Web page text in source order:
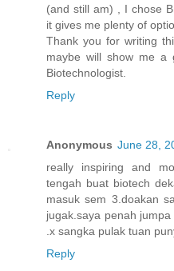
(and still am) , I chose
it gives me plenty of
Thank you for writing
maybe will show me
Biotechnologist.
Reply
Anonymous June 28,
really inspiring and
tengah buat biotech
masuk sem 3.doakan
jugak.saya penah
.x sangka pulak tuan
Reply